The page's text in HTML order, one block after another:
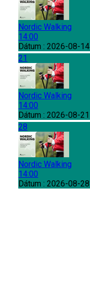
Nordic Walking
14:00
Dátum : 2026-08-14
21
Nordic Walking
14:00
Dátum : 2026-08-21
28
Nordic Walking
14:00
Dátum : 2026-08-28